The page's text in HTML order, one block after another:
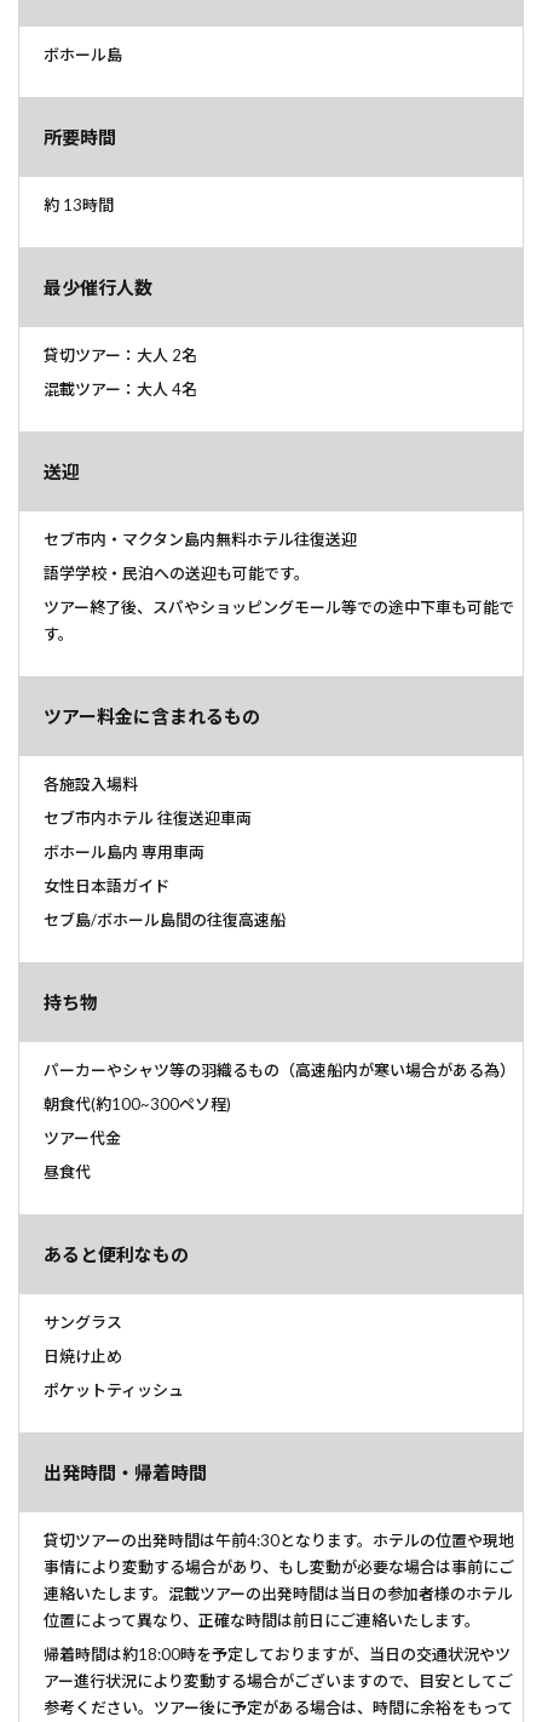
ボホール島
所要時間
約 13時間
最少催行人数
貸切ツアー：大人 2名
混載ツアー：大人 4名
送迎
セブ市内・マクタン島内無料ホテル往復送迎
語学学校・民泊への送迎も可能です。
ツアー終了後、スパやショッピングモール等での途中下車も可能で
す。
ツアー料金に含まれるもの
各施設入場料
セブ市内ホテル 往復送迎車両
ボホール島内 専用車両
女性日本語ガイド
セブ島/ボホール島間の往復高速船
持ち物
パーカーやシャツ等の羽織るもの（高速船内が寒い場合がある為）
朝食代(約100~300ペソ程)
ツアー代金
昼食代
あると便利なもの
サングラス
日焼け止め
ポケットティッシュ
出発時間・帰着時間
貸切ツアーの出発時間は午前4:30となります。ホテルの位置や現地
事情により変動する場合があり、もし変動が必要な場合は事前にご
連絡いたします。混載ツアーの出発時間は当日の参加者様のホテル
位置によって異なり、正確な時間は前日にご連絡いたします。
帰着時間は約18:00時を予定しておりますが、当日の交通状況やツ
アー進行状況により変動する場合がございますので、目安としてご
参考ください。ツアー後に予定がある場合は、時間に余裕をもって